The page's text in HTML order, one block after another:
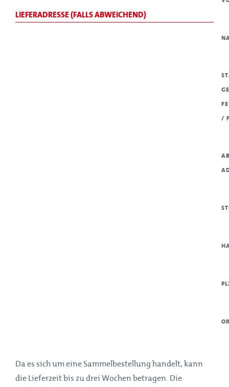
LIEFERADRESSE (FALLS ABWEICHEND)
/
Da es sich um eine Sammelbestellung handelt, kann
die Lieferzeit bis zu drei Wochen betragen. Die